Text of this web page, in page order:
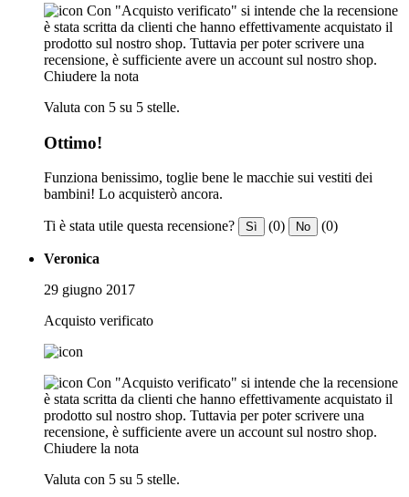
Con "Acquisto verificato" si intende che la recensione
è stata scritta da clienti che hanno effettivamente acquistato il
prodotto sul nostro shop. Tuttavia per poter scrivere una
recensione, è sufficiente avere un account sul nostro shop.
Chiudere la nota
Valuta con 5 su 5 stelle.
Ottimo!
Funziona benissimo, toglie bene le macchie sui vestiti dei
bambini! Lo acquisterò ancora.
Ti è stata utile questa recensione? Sì (0) No (0)
Veronica
29 giugno 2017
Acquisto verificato
Con "Acquisto verificato" si intende che la recensione
è stata scritta da clienti che hanno effettivamente acquistato il
prodotto sul nostro shop. Tuttavia per poter scrivere una
recensione, è sufficiente avere un account sul nostro shop.
Chiudere la nota
Valuta con 5 su 5 stelle.